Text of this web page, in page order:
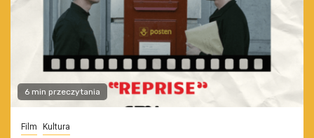
6 min przeczytania
Film Kultura